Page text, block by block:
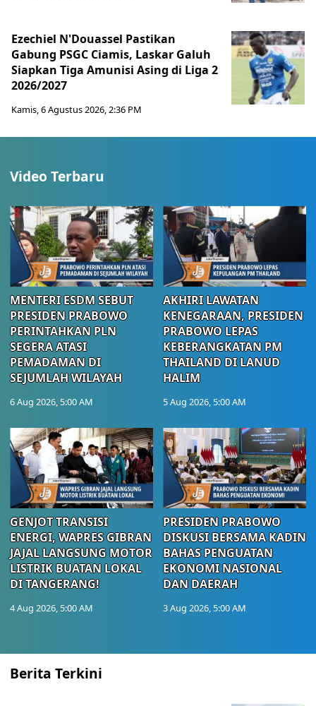
Ezechiel N'Douassel Pastikan
Gabung PSGC Ciamis, Laskar Galuh
Siapkan Tiga Amunisi Asing di Liga 2
2026/2027
Kamis, 6 Agustus 2026, 2:36 PM
Video Terbaru
MENTERI ESDM SEBUT
PRESIDEN PRABOWO
PERINTAHKAN PLN
SEGERA ATASI
PEMADAMAN DI
SEJUMLAH WILAYAH
6 Aug 2026, 5:00 AM
AKHIRI LAWATAN
KENEGARAAN, PRESIDEN
PRABOWO LEPAS
KEBERANGKATAN PM
THAILAND DI LANUD
HALIM
5 Aug 2026, 5:00 AM
GENJOT TRANSISI
ENERGI, WAPRES GIBRAN
JAJAL LANGSUNG MOTOR
LISTRIK BUATAN LOKAL
DI TANGERANG!
4 Aug 2026, 5:00 AM
PRESIDEN PRABOWO
DISKUSI BERSAMA KADIN
BAHAS PENGUATAN
EKONOMI NASIONAL
DAN DAERAH
3 Aug 2026, 5:00 AM
Berita Terkini